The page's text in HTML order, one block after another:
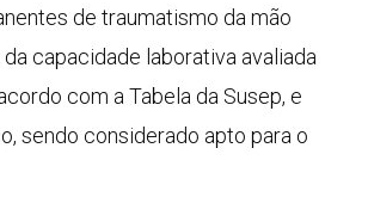
de traumatismo da mão
capacidade laborativa avaliada
com a Tabela da Susep, e
sendo considerado apto para o